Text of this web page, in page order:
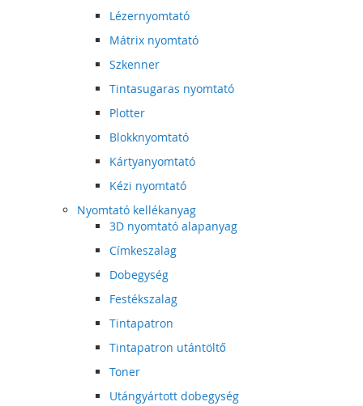
Lézernyomtató
Mátrix nyomtató
Szkenner
Tintasugaras nyomtató
Plotter
Blokknyomtató
Kártyanyomtató
Kézi nyomtató
Nyomtató kellékanyag
3D nyomtató alapanyag
Címkeszalag
Dobegység
Festékszalag
Tintapatron
Tintapatron utántöltő
Toner
Utángyártott dobegység